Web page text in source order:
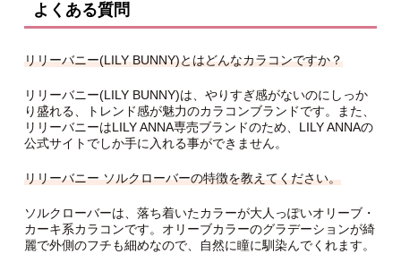
よくある質問
リリーバニー(LILY BUNNY)とはどんなカラコンですか？
リリーバニー(LILY BUNNY)は、やりすぎ感がないのにしっか
り盛れる、トレンド感が魅力のカラコンブランドです。また、
リリーバニーはLILY ANNA専売ブランドのため、LILY ANNAの
公式サイトでしか手に入れる事ができません。
リリーバニー ソルクローバーの特徴を教えてください。
ソルクローバーは、落ち着いたカラーが大人っぽいオリーブ・
カーキ系カラコンです。オリーブカラーのグラデーションが綺
麗で外側のフチも細めなので、自然に瞳に馴染んでくれます。